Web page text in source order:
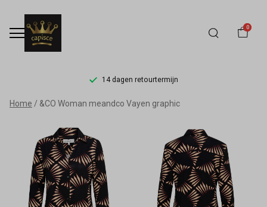
0
14 dagen retourtermijn
&CO
Woman
meandco
Vayen
Home &CO Woman meandco Vayen graphic